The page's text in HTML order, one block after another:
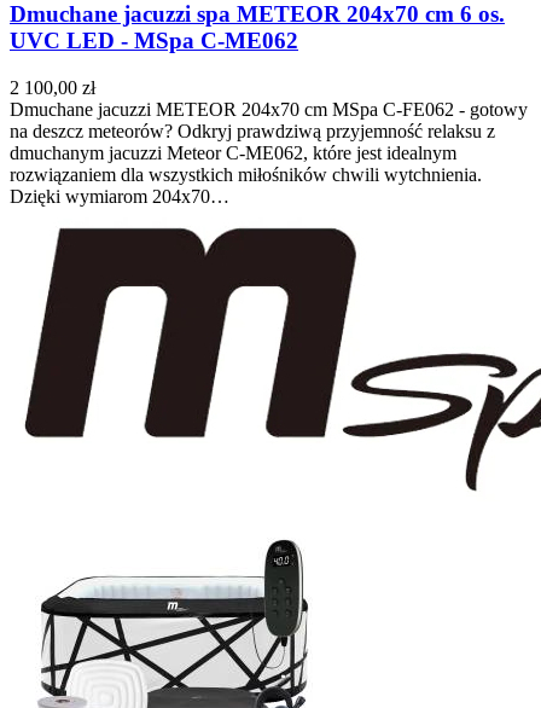
Dmuchane jacuzzi spa METEOR 204x70 cm 6 os.
UVC LED - MSpa C-ME062
2 100,00 zł
Dmuchane jacuzzi METEOR 204x70 cm MSpa C-FE062 - gotowy
na deszcz meteorów? Odkryj prawdziwą przyjemność relaksu z
dmuchanym jacuzzi Meteor C-ME062, które jest idealnym
rozwiązaniem dla wszystkich miłośników chwili wytchnienia.
Dzięki wymiarom 204x70…